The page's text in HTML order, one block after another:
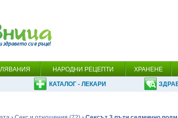
НАРОДНИ РЕЦЕПТИ ХРАНЕНЕ
КАТАЛОГ - ЛЕКАРИ